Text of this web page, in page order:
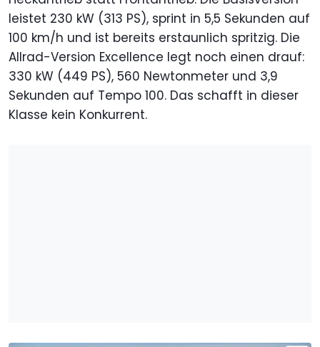
leistet 230 kW (313 PS), sprint in 5,5 Sekunden auf
100 km/h und ist bereits erstaunlich spritzig. Die
Allrad-Version Excellence legt noch einen drauf:
330 kW (449 PS), 560 Newtonmeter und 3,9
Sekunden auf Tempo 100. Das schafft in dieser
Klasse kein Konkurrent.